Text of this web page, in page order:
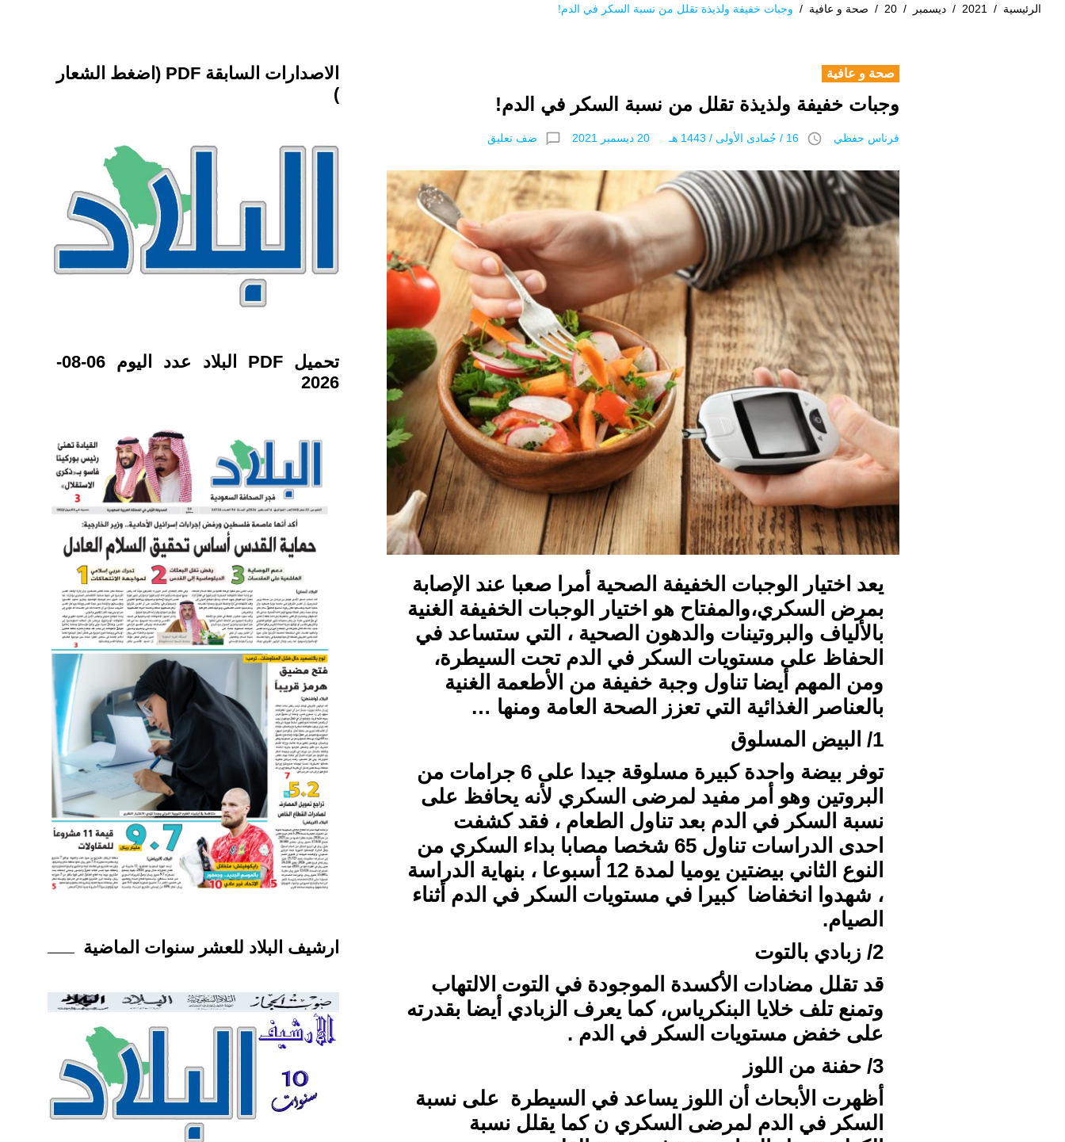
الرئيسية /
2021
/ ديسمبر /
20
/ صحة و عافية / وجبات خفيفة ولذيذة تقلل من نسبة السكر في الدم!
صحة و عافية
وجبات خفيفة ولذيذة تقلل من نسبة السكر في الدم!
فرناس حفظي access_time 16 / جُمادى اﻷولى / 1443 هـ 20 ديسمبر 2021 chat_bubble_outline ضف تعليق
يعد اختيار الوجبات الخفيفة الصحية أمرا صعبا عند الإصابة
بمرض السكري،والمفتاح هو اختيار الوجبات الخفيفة الغنية
بالألياف والبروتينات والدهون الصحية ، التي ستساعد في
الحفاظ على مستويات السكر في الدم تحت السيطرة،
ومن المهم أيضا تناول وجبة خفيفة من الأطعمة الغنية
بالعناصر الغذائية التي تعزز الصحة العامة ومنها …
1/ البيض المسلوق
توفر بيضة واحدة كبيرة مسلوقة جيدا على 6 جرامات من
البروتين وهو أمر مفيد لمرضى السكري لأنه يحافظ على
نسبة السكر في الدم بعد تناول الطعام ، فقد كشفت
احدى الدراسات تناول 65 شخصا مصابا بداء السكري من
النوع الثاني بيضتين يوميا لمدة 12 أسبوعا ، بنهاية الدراسة
، شهدوا انخفاضا كبيرا في مستويات السكر في الدم أثناء
الصيام.
2/ زبادي بالتوت
قد تقلل مضادات الأكسدة الموجودة في التوت الالتهاب
وتمنع تلف خلايا البنكرياس، كما يعرف الزبادي أيضا بقدرته
على خفض مستويات السكر في الدم .
3/ حفنة من اللوز
أظهرت الأبحاث أن اللوز يساعد في السيطرة على نسبة
السكر في الدم لمرضى السكري ن كما يقلل نسبة
الاصدارات السابقة PDF (اضغط الشعار
)
تحميل PDF البلاد عدد اليوم 06-08-
2026
ارشيف البلاد للعشر سنوات الماضية